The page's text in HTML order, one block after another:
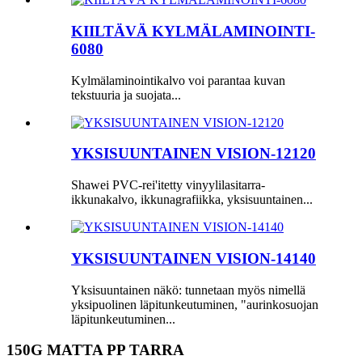
KIILTÄVÄ KYLMÄLAMINOINTI-
6080
Kylmälaminointikalvo voi parantaa kuvan
tekstuuria ja suojata...
YKSISUUNTAINEN VISION-12120
Shawei PVC-rei'itetty vinyylilasitarra-
ikkunakalvo, ikkunagrafiikka, yksisuuntainen...
YKSISUUNTAINEN VISION-14140
Yksisuuntainen näkö: tunnetaan myös nimellä
yksipuolinen läpitunkeutuminen, "aurinkosuojan
läpitunkeutuminen...
150G MATTA PP TARRA